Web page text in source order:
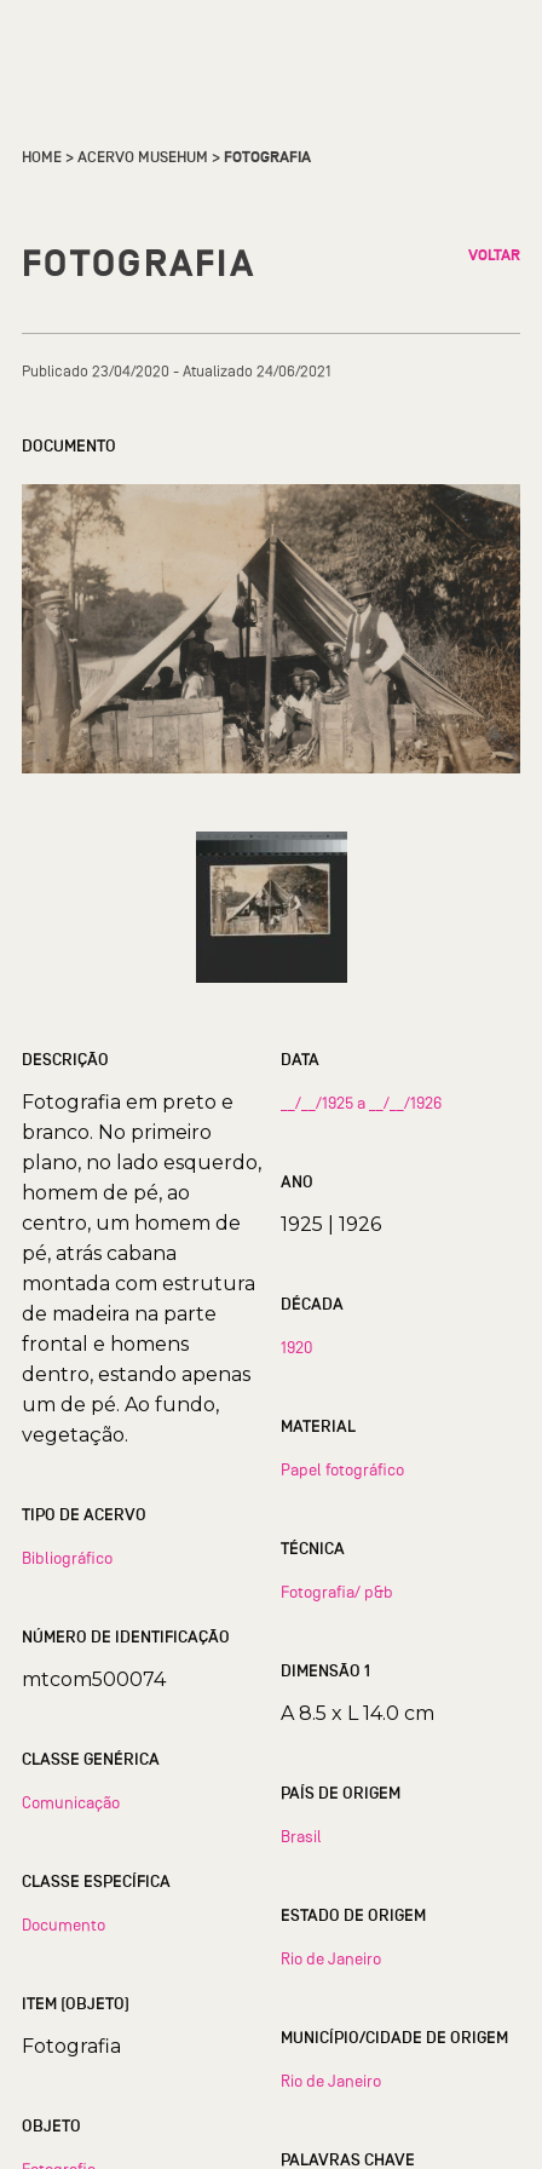
HOME>ACERVO MUSEHUM >FOTOGRAFIA
FOTOGRAFIA VOLTAR
Publicado 23/04/2020 - Atualizado 24/06/2021
DOCUMENTO
DESCRIÇÃO
Fotografia em preto e
branco. No primeiro
plano, no lado esquerdo,
homem de pé, ao
centro, um homem de
pé, atrás cabana
montada com estrutura
de madeira na parte
frontal e homens
dentro, estando apenas
um de pé. Ao fundo,
vegetação.
TIPO DE ACERVO
Bibliográfico
NÚMERO DE IDENTIFICAÇÃO
mtcom500074
CLASSE GENÉRICA
Comunicação
CLASSE ESPECÍFICA
Documento
ITEM (OBJETO)
Fotografia
OBJETO
DATA
__/__/1925 a __/__/1926
ANO
1925 1926
DÉCADA
1920
MATERIAL
Papel fotográfico
TÉCNICA
Fotografia/ p&b
DIMENSÃO 1
A 8.5 x L 14.0 cm
PAÍS DE ORIGEM
Brasil
ESTADO DE ORIGEM
Rio de Janeiro
MUNICÍPIO/CIDADE DE ORIGEM
Rio de Janeiro
PALAVRAS CHAVE